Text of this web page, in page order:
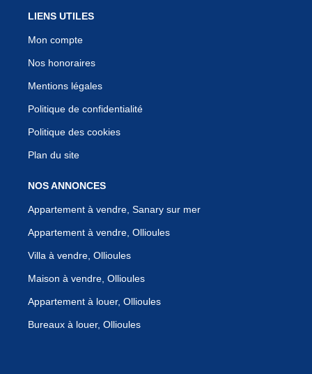
LIENS UTILES
Mon compte
Nos honoraires
Mentions légales
Politique de confidentialité
Politique des cookies
Plan du site
NOS ANNONCES
Appartement à vendre, Sanary sur mer
Appartement à vendre, Ollioules
Villa à vendre, Ollioules
Maison à vendre, Ollioules
Appartement à louer, Ollioules
Bureaux à louer, Ollioules